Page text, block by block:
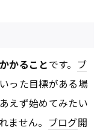
かることです。 ブ
った目標がある場
えず始めてみたい
ません。 ブログ開